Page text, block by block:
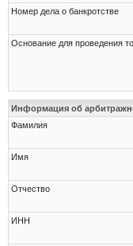
Номер дела о банкротстве
Основание для проведения
Информация об
Фамилия
Имя
Отчество
ИНН